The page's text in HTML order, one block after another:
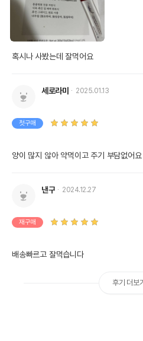
혹시나 사봤는데 잘먹어요
세로라미 2025.01.13
첫구매
양이 많지 않아 약먹이고 주기 부담없어요
낸구 2024.12.27
재구매
배송빠르고 잘먹습니다
후기 더보기